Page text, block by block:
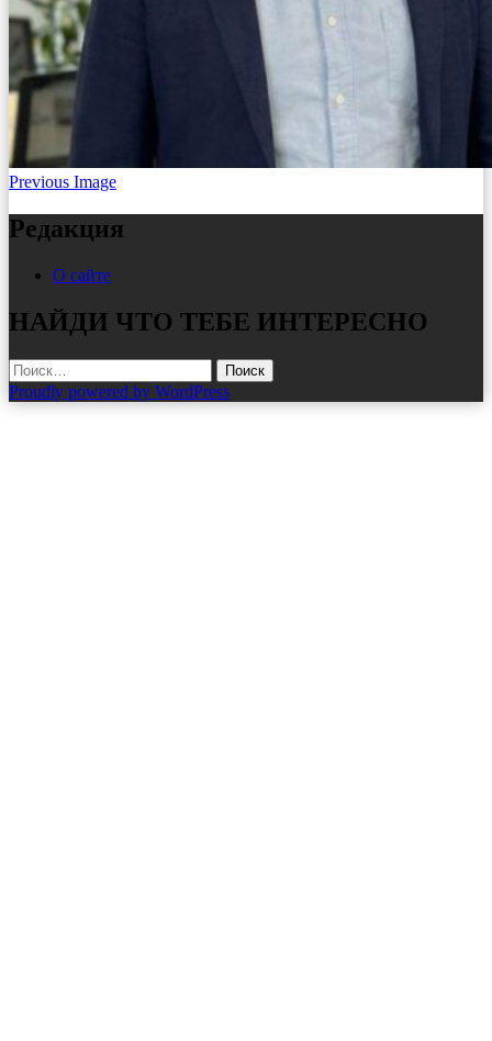
Previous Image
Редакция
О сайте
НАЙДИ ЧТО ТЕБЕ ИНТЕРЕСНО
Найти:
Proudly powered by WordPress